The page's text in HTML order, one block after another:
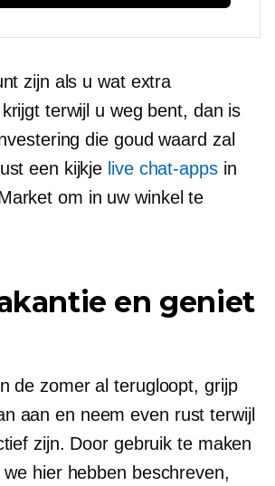
zijn als u wat extra
terwijl u weg bent, dan is
die goud waard zal
een kijkje live chat-appsin
om in uw winkel te
en geniet
de zomer al terugloopt, grijp
aan en neem even rust terwijl
zijn. Door gebruik te maken
hier hebben beschreven,